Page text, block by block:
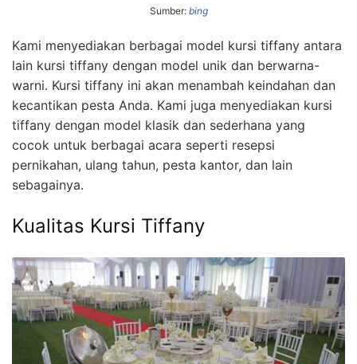
Sumber: bing
Kami menyediakan berbagai model kursi tiffany antara
lain kursi tiffany dengan model unik dan berwarna-
warni. Kursi tiffany ini akan menambah keindahan dan
kecantikan pesta Anda. Kami juga menyediakan kursi
tiffany dengan model klasik dan sederhana yang
cocok untuk berbagai acara seperti resepsi
pernikahan, ulang tahun, pesta kantor, dan lain
sebagainya.
Kualitas Kursi Tiffany